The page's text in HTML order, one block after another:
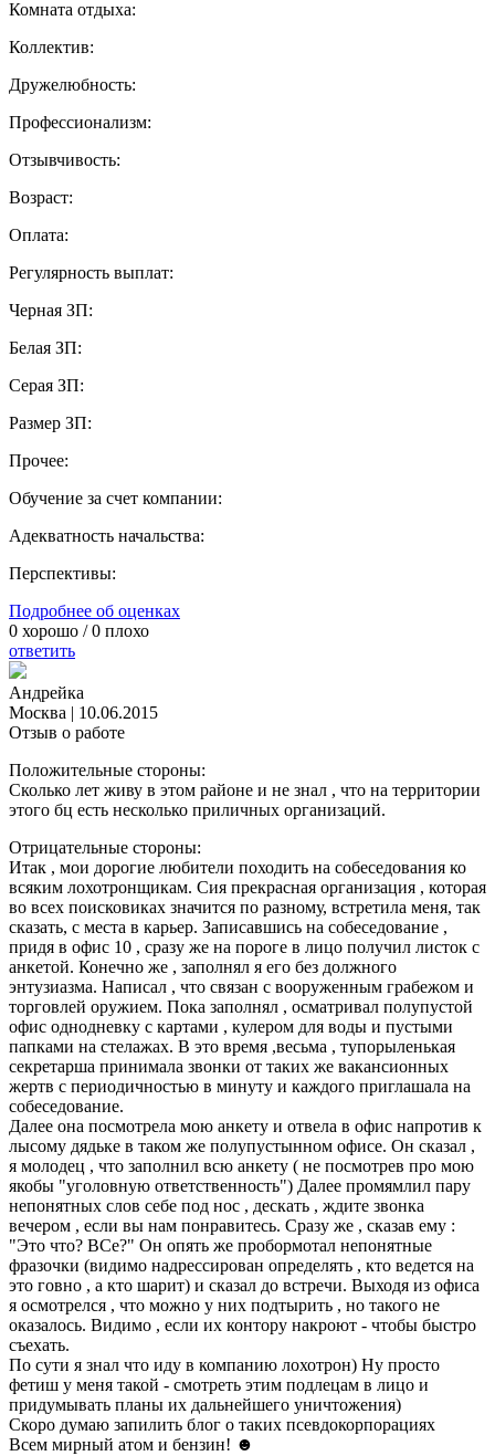
Комната отдыха:
Коллектив:
Дружелюбность:
Профессионализм:
Отзывчивость:
Возраст:
Оплата:
Регулярность выплат:
Черная ЗП:
Белая ЗП:
Серая ЗП:
Размер ЗП:
Прочее:
Обучение за счет компании:
Адекватность начальства:
Перспективы:
Подробнее об оценках
0 хорошо /0 плохо
ответить
Андрейка
Москва | 10.06.2015
Отзыв о работе
Положительные стороны:
Сколько лет живу в этом районе и не знал , что на территории
этого бц есть несколько приличных организаций.
Отрицательные стороны:
Итак , мои дорогие любители походить на собеседования ко
всяким лохотронщикам. Сия прекрасная организация , которая
во всех поисковиках значится по разному, встретила меня, так
сказать, с места в карьер. Записавшись на собеседование ,
придя в офис 10 , сразу же на пороге в лицо получил листок с
анкетой. Конечно же , заполнял я его без должного
энтузиазма. Написал , что связан с вооруженным грабежом и
торговлей оружием. Пока заполнял , осматривал полупустой
офис однодневку с картами , кулером для воды и пустыми
папками на стелажах. В это время ,весьма , тупорыленькая
секретарша принимала звонки от таких же вакансионных
жертв с периодичностью в минуту и каждого приглашала на
собеседование.
Далее она посмотрела мою анкету и отвела в офис напротив к
лысому дядьке в таком же полупустынном офисе. Он сказал ,
я молодец , что заполнил всю анкету ( не посмотрев про мою
якобы "уголовную ответственность") Далее промямлил пару
непонятных слов себе под нос , дескать , ждите звонка
вечером , если вы нам понравитесь. Сразу же , сказав ему :
"Это что? ВСе?" Он опять же пробормотал непонятные
фразочки (видимо надрессирован определять , кто ведется на
это говно , а кто шарит) и сказал до встречи. Выходя из офиса
я осмотрелся , что можно у них подтырить , но такого не
оказалось. Видимо , если их контору накроют - чтобы быстро
съехать.
По сути я знал что иду в компанию лохотрон) Ну просто
фетиш у меня такой - смотреть этим подлецам в лицо и
придумывать планы их дальнейшего уничтожения)
Скоро думаю запилить блог о таких псевдокорпорациях
Всем мирный атом и бензин! ☻